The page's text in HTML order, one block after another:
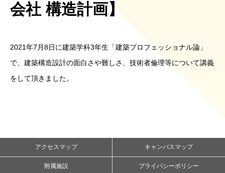
会社 構造計画】
2021年7月8日に建築学科3年生「建築プロフェッショナル論」
で、建築構造設計の面白さや難しさ、技術者倫理等について講義
をして頂きました。
アクセスマップ キャンパスマップ
附属施設 プライバシーポリシー